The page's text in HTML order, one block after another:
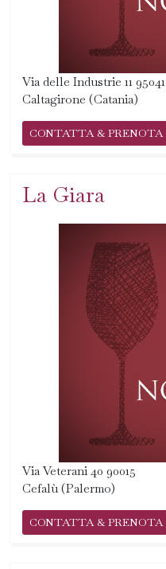
Via delle Industrie 11 95041
Caltagirone (Catania)
CONTATTA & PRENOTA
La Giara
Via Veterani 40 90015
Cefalù (Palermo)
CONTATTA & PRENOTA